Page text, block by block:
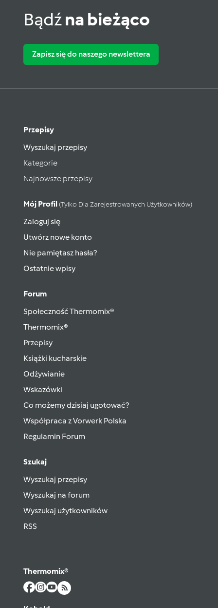
Bądźna bieżąco
Zapisz się do naszego newslettera
Przepisy
Wyszukaj przepisy
Kategorie
Najnowsze przepisy
Mój Profil (tylko Dla Zarejestrowanych Użytkowników)
Zaloguj się
Utwórz nowe konto
Nie pamiętasz hasła?
Ostatnie wpisy
Forum
Społeczność Thermomix®
Thermomix®
Przepisy
Książki kucharskie
Odżywianie
Wskazówki
Co możemy dzisiaj ugotować?
Współpraca z Vorwerk Polska
Regulamin Forum
Szukaj
Wyszukaj przepisy
Wyszukaj na forum
Wyszukaj użytkowników
RSS
Thermomix®